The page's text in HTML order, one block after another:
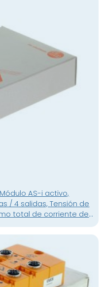
AS-i activo,
/ 4 salidas, Tensión de
total de corriente de
Combicon,
en ramal , Toma de
de sensor externo PELV ,
ampliado ,
AS-i con el
PA